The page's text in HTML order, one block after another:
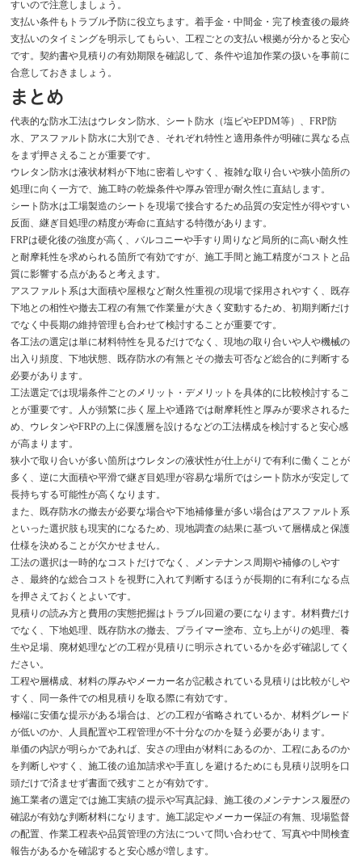
すいので注意しましょう。
支払い条件もトラブル予防に役立ちます。着手金・中間金・完了検査後の最終
支払いのタイミングを明示してもらい、工程ごとの支払い根拠が分かると安心
です。契約書や見積りの有効期限を確認して、条件や追加作業の扱いを事前に
合意しておきましょう。
まとめ
代表的な防水工法はウレタン防水、シート防水（塩ビやEPDM等）、FRP防
水、アスファルト防水に大別でき、それぞれ特性と適用条件が明確に異なる点
をまず押さえることが重要です。
ウレタン防水は液状材料が下地に密着しやすく、複雑な取り合いや狭小箇所の
処理に向く一方で、施工時の乾燥条件や厚み管理が耐久性に直結します。
シート防水は工場製造のシートを現場で接合するため品質の安定性が得やすい
反面、継ぎ目処理の精度が寿命に直結する特徴があります。
FRPは硬化後の強度が高く、バルコニーや手すり周りなど局所的に高い耐久性
と耐摩耗性を求められる箇所で有効ですが、施工手間と施工精度がコストと品
質に影響する点があると考えます。
アスファルト系は大面積や屋根など耐久性重視の現場で採用されやすく、既存
下地との相性や撤去工程の有無で作業量が大きく変動するため、初期判断だけ
でなく中長期の維持管理も合わせて検討することが重要です。
各工法の選定は単に材料特性を見るだけでなく、現地の取り合いや人や機械の
出入り頻度、下地状態、既存防水の有無とその撤去可否など総合的に判断する
必要があります。
工法選定では現場条件ごとのメリット・デメリットを具体的に比較検討するこ
とが重要です。人が頻繁に歩く屋上や通路では耐摩耗性と厚みが要求されるた
め、ウレタンやFRPの上に保護層を設けるなどの工法構成を検討すると安心感
が高まります。
狭小で取り合いが多い箇所はウレタンの液状性が仕上がりで有利に働くことが
多く、逆に大面積や平滑で継ぎ目処理が容易な場所ではシート防水が安定して
長持ちする可能性が高くなります。
また、既存防水の撤去が必要な場合や下地補修量が多い場合はアスファルト系
といった選択肢も現実的になるため、現地調査の結果に基づいて層構成と保護
仕様を決めることが欠かせません。
工法の選択は一時的なコストだけでなく、メンテナンス周期や補修のしやす
さ、最終的な総合コストを視野に入れて判断するほうが長期的に有利になる点
を押さえておくとよいです。
見積りの読み方と費用の実態把握はトラブル回避の要になります。材料費だけ
でなく、下地処理、既存防水の撤去、プライマー塗布、立ち上がりの処理、養
生や足場、廃材処理などの工程が見積りに明示されているかを必ず確認してく
ださい。
工程や層構成、材料の厚みやメーカー名が記載されている見積りは比較がしや
すく、同一条件での相見積りを取る際に有効です。
極端に安価な提示がある場合は、どの工程が省略されているか、材料グレード
が低いのか、人員配置や工程管理が不十分なのかを疑う必要があります。
単価の内訳が明らかであれば、安さの理由が材料にあるのか、工程にあるのか
を判断しやすく、施工後の追加請求や手直しを避けるためにも見積り説明を口
頭だけで済ませず書面で残すことが有効です。
施工業者の選定では施工実績の提示や写真記録、施工後のメンテナンス履歴の
確認が有効な判断材料になります。施工認定やメーカー保証の有無、現場監督
の配置、作業工程表や品質管理の方法について問い合わせて、写真や中間検査
報告があるかを確認すると安心感が増します。